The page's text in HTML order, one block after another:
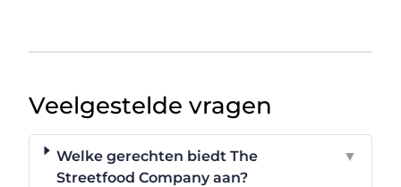
Veelgestelde vragen
Welke gerechten biedt The
Streetfood Company aan?
▼